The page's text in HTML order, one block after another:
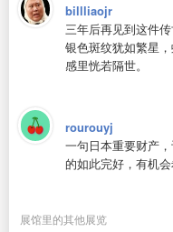
billliaojr
三年后再见到这件
银色斑纹犹如繁星
感里恍若隔世。
rourouyj
一句日本重要财产
的如此完好，有机会
展馆里的其他展览